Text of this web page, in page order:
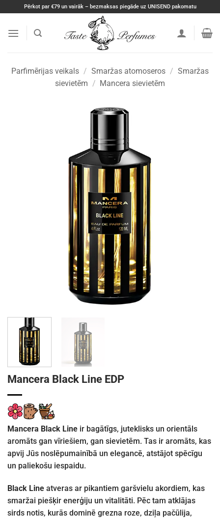
content
Pērkot par €79 un vairāk – bezmaksas piegāde uz UNISEND pakomatu
Parfimērijas veikals / Smaržas atomoseros / Smaržas
sievietēm / Mancera sievietēm
Mancera Black Line EDP
Mancera Black Line ir bagātīgs, juteklisks un orientāls
aromāts gan vīriešiem, gan sievietēm. Tas ir aromāts, kas
apvij Jūs noslēpumainībā un elegancē, atstājot spēcīgu
un paliekošu iespaidu.
Black Line atveras ar pikantiem garšvielu akordiem, kas
smaržai piešķir enerģiju un vitalitāti. Pēc tam atklājas
sirds notis, kurās dominē grezna roze, dziļa pačūlija,